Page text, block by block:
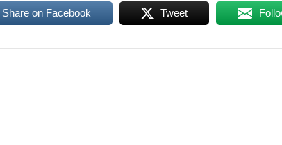
Share on Facebook Tweet